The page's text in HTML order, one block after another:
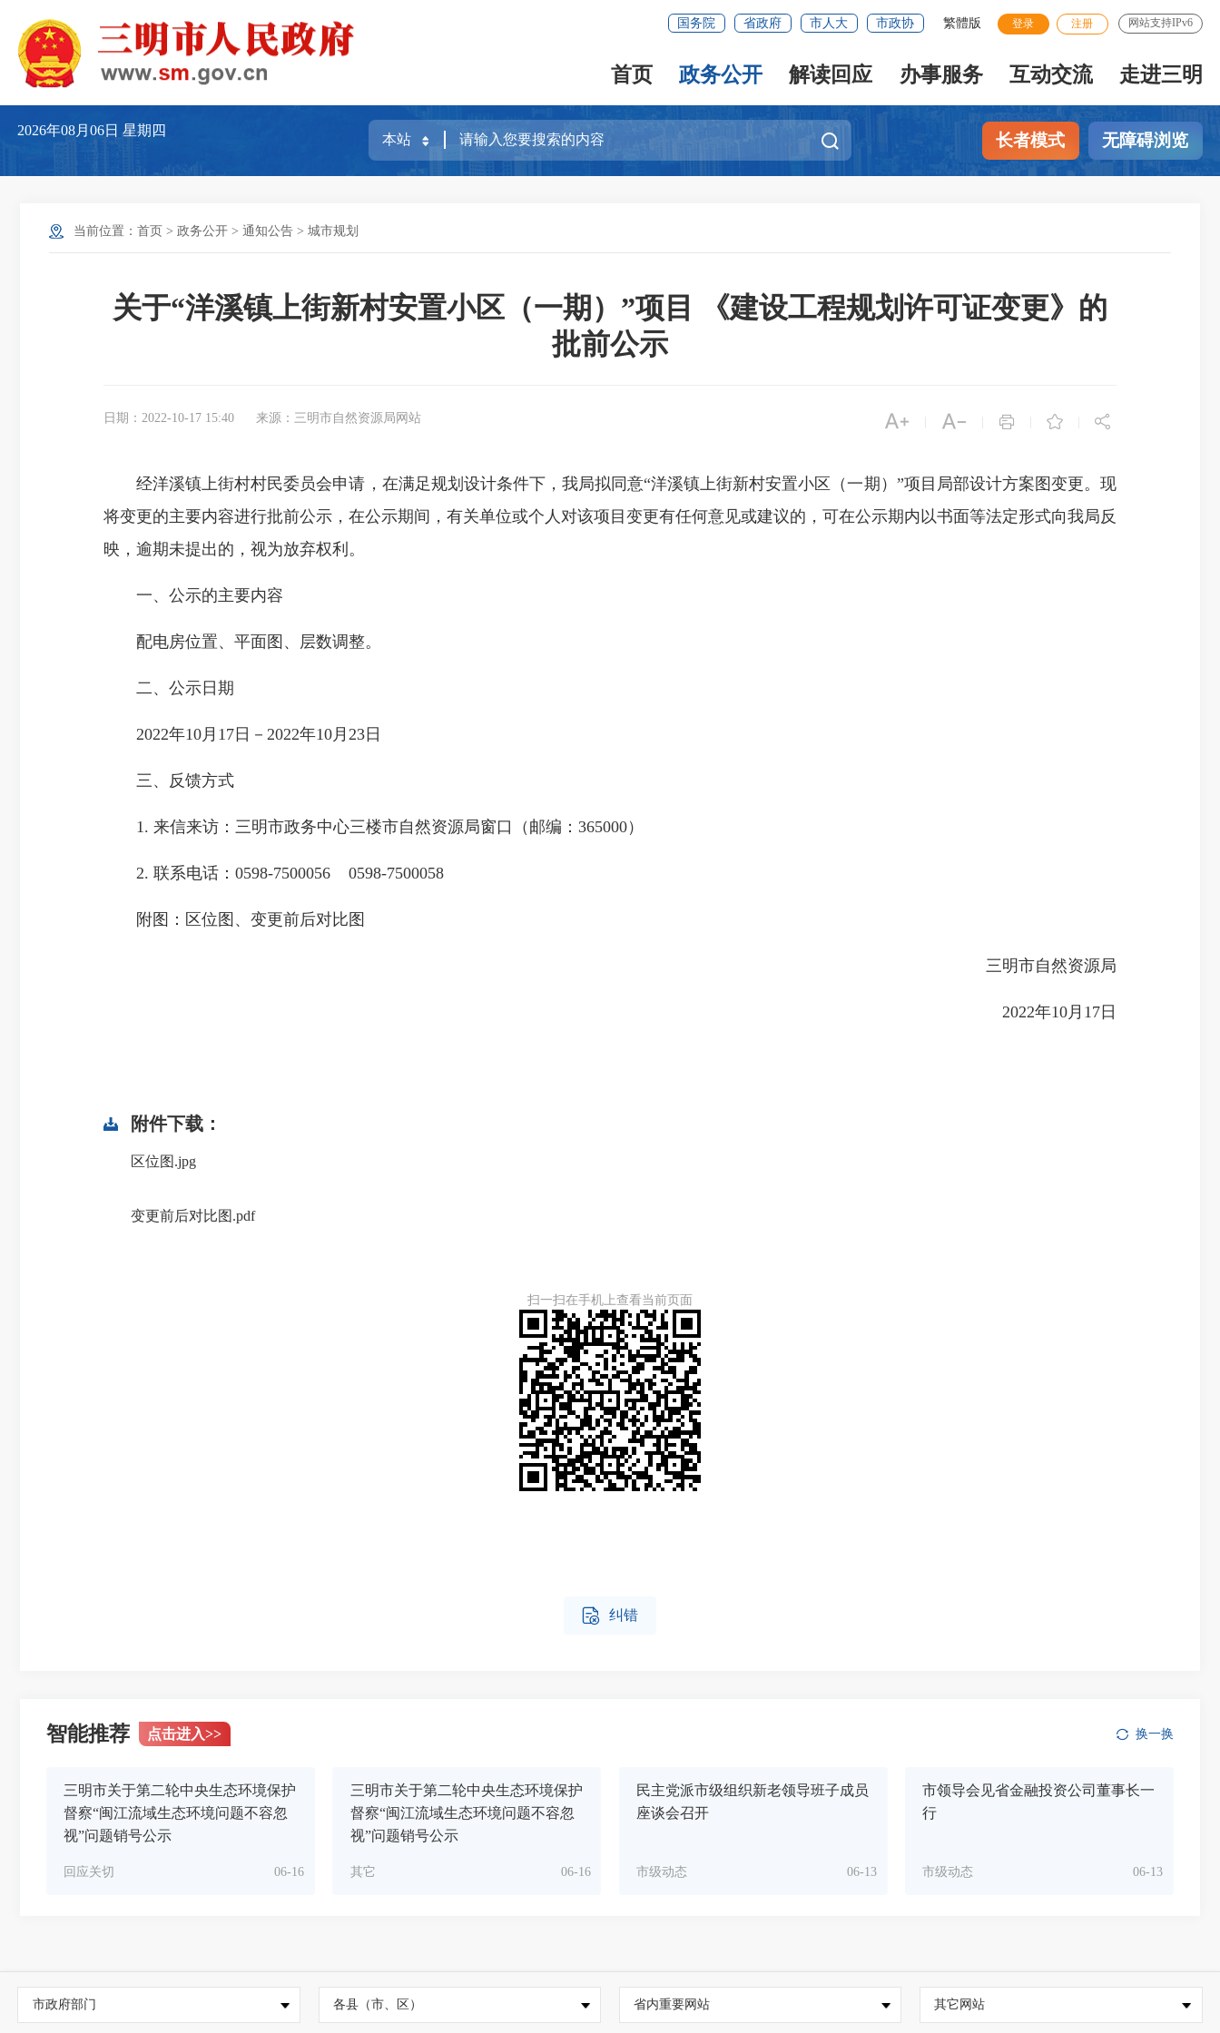
国务院 省政府 市人大 市政协 繁體版 登录 注册 网站支持IPv6
首页 政务公开 解读回应 办事服务 互动交流 走进三明
2026年08月06日星期四
长者模式 无障碍浏览
当前位置： 首页 > 政务公开 > 通知公告 > 城市规划
关于“洋溪镇上街新村安置小区（一期）”项目 《建设工程规划许可证变更》的
批前公示
日期：2022-10-17 15:40 来源：三明市自然资源局网站     
经洋溪镇上街村村民委员会申请，在满足规划设计条件下，我局拟同意“洋溪镇上街新村安置小区（一期）”项目局部设计方案图变更。现
将变更的主要内容进行批前公示，在公示期间，有关单位或个人对该项目变更有任何意见或建议的，可在公示期内以书面等法定形式向我局反
映，逾期未提出的，视为放弃权利。
一、公示的主要内容
配电房位置、平面图、层数调整。
二、公示日期
2022年10月17日－2022年10月23日
三、反馈方式
1. 来信来访：三明市政务中心三楼市自然资源局窗口（邮编：365000）
2. 联系电话：0598-7500056 0598-7500058
附图：区位图、变更前后对比图
三明市自然资源局
2022年10月17日
附件下载：
区位图.jpg
变更前后对比图.pdf
扫一扫在手机上查看当前页面
 纠错
智能推荐 点击进入>> 换一换
三明市关于第二轮中央生态环境保护
督察“闽江流域生态环境问题不容忽
视”问题销号公示
06-16
回应关切
三明市关于第二轮中央生态环境保护
督察“闽江流域生态环境问题不容忽
视”问题销号公示
06-16
其它
民主党派市级组织新老领导班子成员
座谈会召开
06-13
市级动态
市领导会见省金融投资公司董事长一
行
06-13
市级动态
市政府部门 各县（市、区） 省内重要网站 其它网站